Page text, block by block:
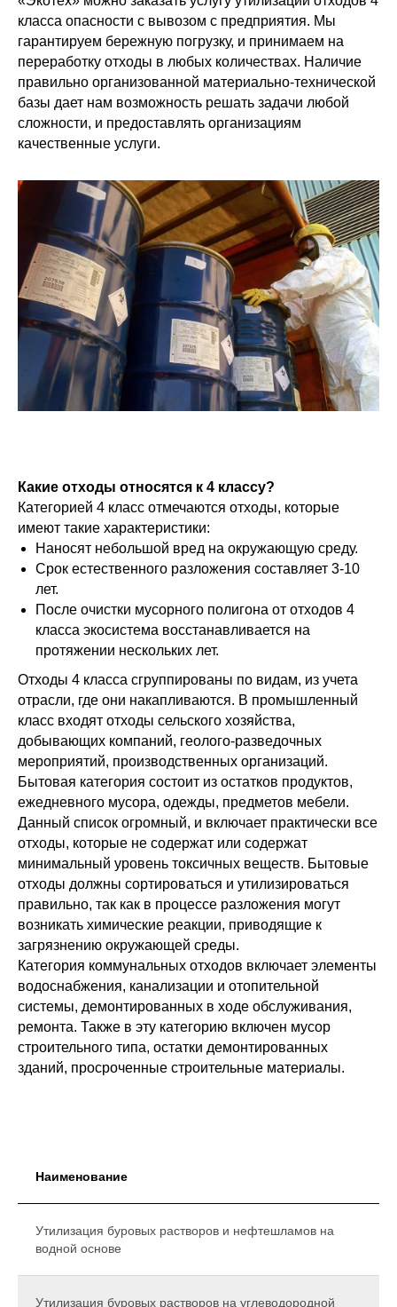
класса опасности с вывозом с предприятия. Мы
гарантируем бережную погрузку, и принимаем на
переработку отходы в любых количествах. Наличие
правильно организованной материально-технической
базы дает нам возможность решать задачи любой
сложности, и предоставлять организациям
качественные услуги.
Какие отходы относятся к 4 классу?
Категорией 4 класс отмечаются отходы, которые
имеют такие характеристики:
Наносят небольшой вред на окружающую среду.
Срок естественного разложения составляет 3-10
лет.
После очистки мусорного полигона от отходов 4
класса экосистема восстанавливается на
протяжении нескольких лет.
Отходы 4 класса сгруппированы по видам, из учета
отрасли, где они накапливаются. В промышленный
класс входят отходы сельского хозяйства,
добывающих компаний, геолого-разведочных
мероприятий, производственных организаций.
Бытовая категория состоит из остатков продуктов,
ежедневного мусора, одежды, предметов мебели.
Данный список огромный, и включает практически все
отходы, которые не содержат или содержат
минимальный уровень токсичных веществ. Бытовые
отходы должны сортироваться и утилизироваться
правильно, так как в процессе разложения могут
возникать химические реакции, приводящие к
загрязнению окружающей среды.
Категория коммунальных отходов включает элементы
водоснабжения, канализации и отопительной
системы, демонтированных в ходе обслуживания,
ремонта. Также в эту категорию включен мусор
строительного типа, остатки демонтированных
зданий, просроченные строительные материалы.
Наименование
Утилизация буровых растворов и нефтешламов на
водной основе
Утилизация буровых растворов на углеводородной